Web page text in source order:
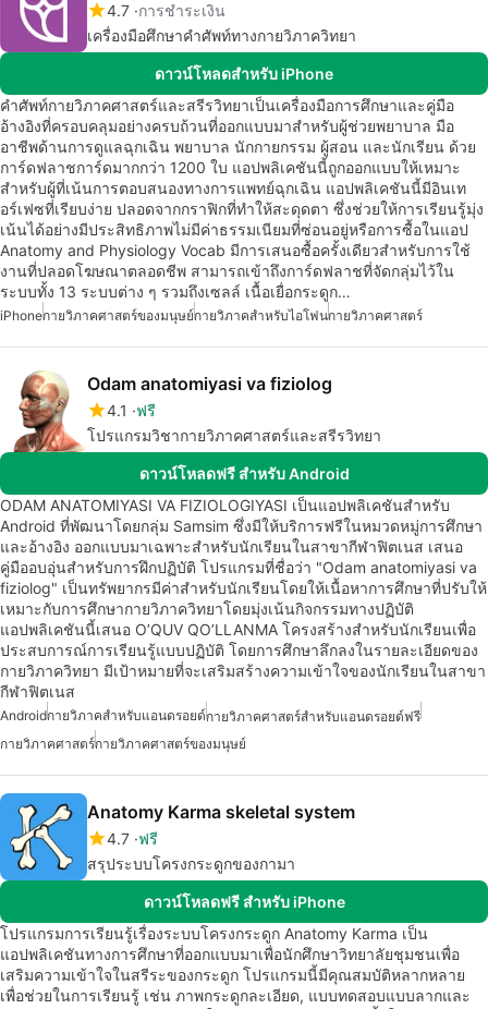
4.7 การชำระเงิน
เครื่องมือศึกษาคำศัพท์ทางกายวิภาควิทยา
ดาวน์โหลดสำหรับ iPhone
คำศัพท์กายวิภาคศาสตร์และสรีรวิทยาเป็นเครื่องมือการศึกษาและคู่มือ
อ้างอิงที่ครอบคลุมอย่างครบถ้วนที่ออกแบบมาสำหรับผู้ช่วยพยาบาล มือ
อาชีพด้านการดูแลฉุกเฉิน พยาบาล นักกายกรรม ผู้สอน และนักเรียน ด้วย
การ์ดฟลาชการ์ดมากกว่า 1200 ใบ แอปพลิเคชันนี้ถูกออกแบบให้เหมาะ
สำหรับผู้ที่เน้นการตอบสนองทางการแพทย์ฉุกเฉิน แอปพลิเคชันนี้มีอินเท
อร์เฟซที่เรียบง่าย ปลอดจากกราฟิกที่ทำให้สะดุดตา ซึ่งช่วยให้การเรียนรู้มุ่ง
เน้นได้อย่างมีประสิทธิภาพไม่มีค่าธรรมเนียมที่ซ่อนอยู่หรือการซื้อในแอป
Anatomy and Physiology Vocab มีการเสนอซื้อครั้งเดียวสำหรับการใช้
งานที่ปลอดโฆษณาตลอดชีพ สามารถเข้าถึงการ์ดฟลาชที่จัดกลุ่มไว้ใน
ระบบทั้ง 13 ระบบต่าง ๆ รวมถึงเซลล์ เนื้อเยื่อกระดูก…
iPhoneกายวิภาคศาสตร์ของมนุษย์กายวิภาคสำหรับไอโฟนกายวิภาคศาสตร์
Odam anatomiyasi va fiziolog
4.1
ฟรี
โปรแกรมวิชากายวิภาคศาสตร์และสรีรวิทยา
ดาวน์โหลดฟรี สำหรับ Android
ODAM ANATOMIYASI VA FIZIOLOGIYASI เป็นแอปพลิเคชันสำหรับ
Android ที่พัฒนาโดยกลุ่ม Samsim ซึ่งมีให้บริการฟรีในหมวดหมู่การศึกษา
และอ้างอิง ออกแบบมาเฉพาะสำหรับนักเรียนในสาขากีฬาฟิตเนส เสนอ
คู่มืออบอุ่นสำหรับการฝึกปฏิบัติ โปรแกรมที่ชื่อว่า "Odam anatomiyasi va
fiziolog" เป็นทรัพยากรมีค่าสำหรับนักเรียนโดยให้เนื้อหาการศึกษาที่ปรับให้
เหมาะกับการศึกษากายวิภาควิทยาโดยมุ่งเน้นกิจกรรมทางปฏิบัติ
แอปพลิเคชันนี้เสนอ O’QUV QO’LLANMA โครงสร้างสำหรับนักเรียนเพื่อ
ประสบการณ์การเรียนรู้แบบปฏิบัติ โดยการศึกษาลึกลงในรายละเอียดของ
กายวิภาควิทยา มีเป้าหมายที่จะเสริมสร้างความเข้าใจของนักเรียนในสาขา
กีฬาฟิตเนส
Androidกายวิภาคสำหรับแอนดรอยด์กายวิภาคศาสตร์สำหรับแอนดรอยด์ฟรี
กายวิภาคศาสตร์กายวิภาคศาสตร์ของมนุษย์
Anatomy Karma skeletal system
4.7 ฟรี
สรุประบบโครงกระดูกของกามา
ดาวน์โหลดฟรี สำหรับ iPhone
โปรแกรมการเรียนรู้เรื่องระบบโครงกระดูก Anatomy Karma เป็น
แอปพลิเคชันทางการศึกษาที่ออกแบบมาเพื่อนักศึกษาวิทยาลัยชุมชนเพื่อ
เสริมความเข้าใจในสรีระของกระดูก โปรแกรมนี้มีคุณสมบัติหลากหลาย
เพื่อช่วยในการเรียนรู้ เช่น ภาพกระดูกละเอียด, แบบทดสอบแบบลากและ